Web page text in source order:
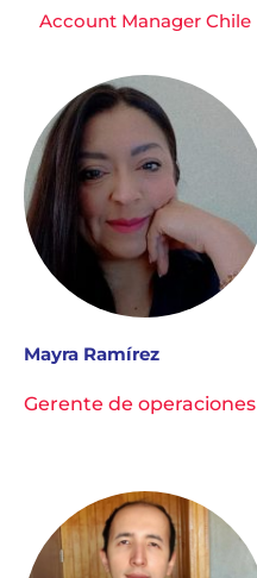
Account Manager Chile
Mayra Ramírez
Gerente de operaciones